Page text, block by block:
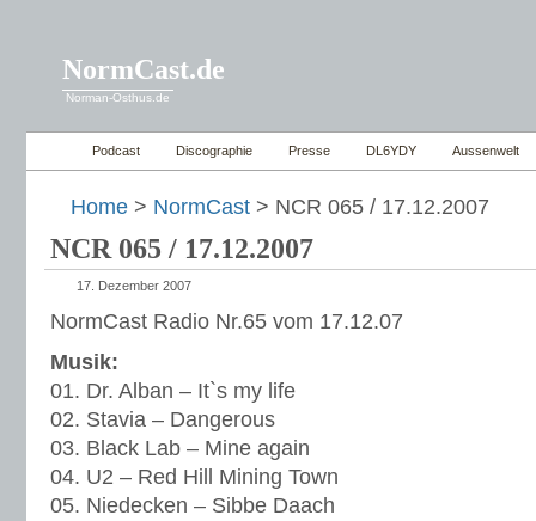
NormCast.de
Norman-Osthus.de
Podcast Discographie Presse DL6YDY Aussenwelt
Home > NormCast > NCR 065 / 17.12.2007
NCR 065 / 17.12.2007
17. Dezember 2007
NormCast Radio Nr.65 vom 17.12.07
Musik:
01. Dr. Alban – It`s my life
02. Stavia – Dangerous
03. Black Lab – Mine again
04. U2 – Red Hill Mining Town
05. Niedecken – Sibbe Daach